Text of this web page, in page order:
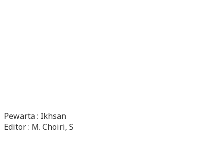
Pewarta : Ikhsan
Editor : M. Choiri, S